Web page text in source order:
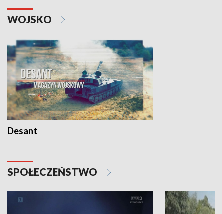
WOJSKO
Desant
SPOŁECZEŃSTWO